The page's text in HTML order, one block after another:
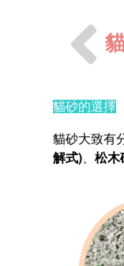
貓砂的選擇
貓砂大致有
解式) 、松木